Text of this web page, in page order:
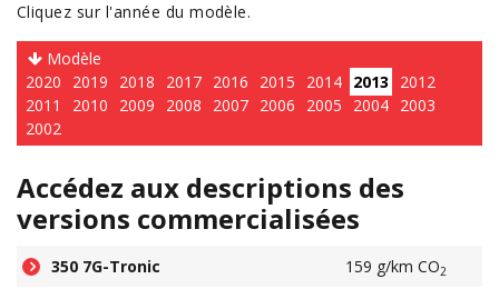
Cliquez sur l'année du modèle.
Modèle
2020
2019 2018 2017 2016 2015 2014 2013
2012
2011
2010 2009 2008 2007 2006 2005 2004 2003
2002
Accédez aux descriptions des
versions commercialisées
350 7G-Tronic 159 g/km CO2